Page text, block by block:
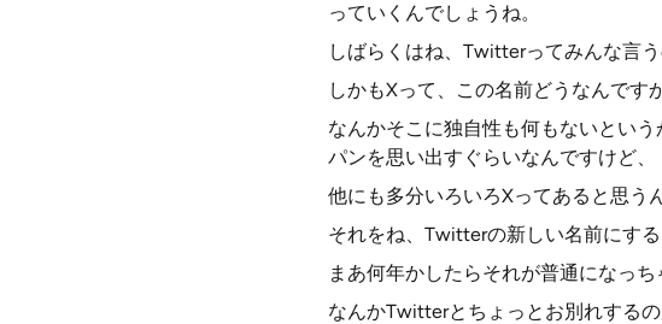
っていくんでしょうね。
しばらくはね、Twitterってみんな言
しかもXって、この名前どうなんです
なんかそこに独自性も何もないとい
パンを思い出すぐらいなんですけど、
他にも多分いろいろXってあると思う
それをね、Twitterの新しい名前にす
まあ何年かしたらそれが普通になっ
なんかTwitterとちょっとお別れするの